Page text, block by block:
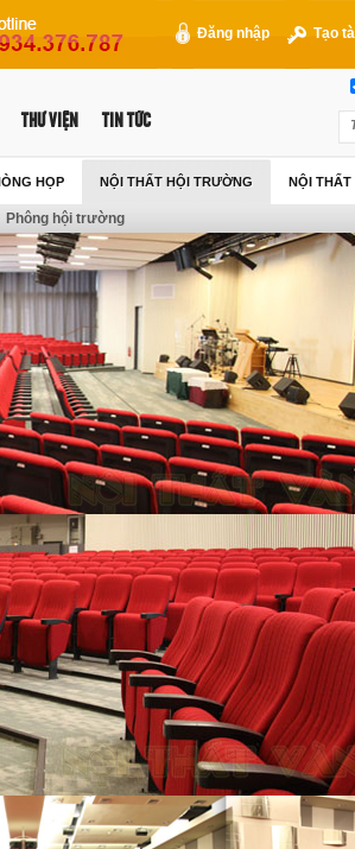
Đăng nhập Tạo
THƯ VIỆN TIN TỨC
HỌP NỘI THẤT HỘI TRƯỜNG NỘI THẤT
Phông hội trường